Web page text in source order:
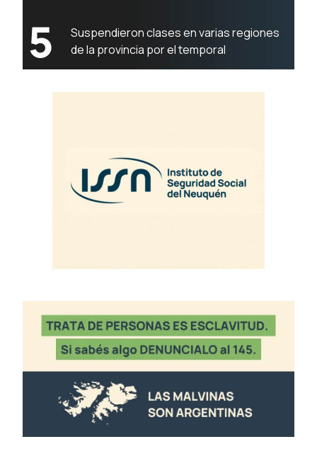
5
Suspendieron clases en varias regiones
de la provincia por el temporal